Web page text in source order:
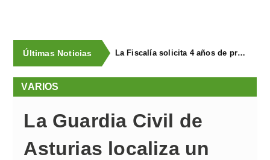
Últimas Noticias La Fiscalía solicita 4 años de prisión y multa para cada uno de los dos acusados de provocar de forma intencionada un incendio en Llanera en 2023, que obligó a evacuar a vecinos por la cercanía de las llamas
VARIOS
La Guardia Civil de
Asturias localiza un